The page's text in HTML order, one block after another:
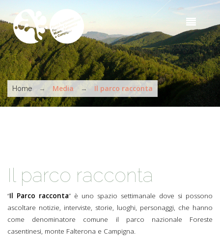
Tu sei qui
Home → Media → Il parco racconta
Il parco racconta
“Il Parco racconta” è uno spazio settimanale dove si possono
ascoltare notizie, interviste, storie, luoghi, personaggi, che hanno
come denominatore comune il parco nazionale Foreste
casentinesi, monte Falterona e Campigna.